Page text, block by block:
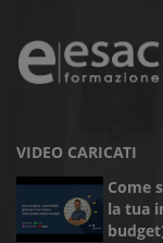
VIDEO CARICATI
Come
la tua